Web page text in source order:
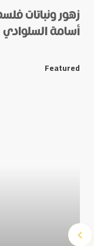
E-mail
*
زهور ونباتات
أسامة السلوادي
Featured